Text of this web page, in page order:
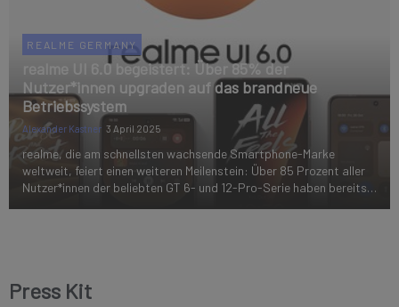
REALME GERMANY
realme UI 6.0 begeistert: Über 85% der
Nutzer*innen upgraden auf das brandneue
Betriebssystem
Alexander Kastner 3 April 2025
realme, die am schnellsten wachsende Smartphone-Marke
weltweit, feiert einen weiteren Meilenstein: Über 85 Prozent aller
Nutzer*innen der beliebten GT 6- und 12-Pro-Serie haben bereits
Press Kit